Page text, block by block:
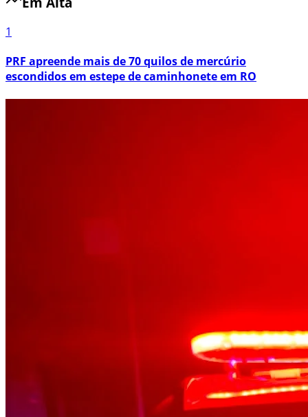
1
PRF apreende mais de 70 quilos de mercúrio
escondidos em estepe de caminhonete em RO